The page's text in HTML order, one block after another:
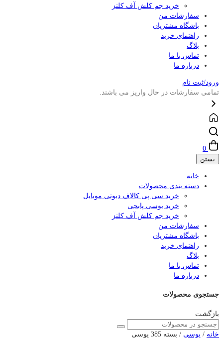
خرید جم کلش آف کلنز
سفارشات من
باشگاه مشتریان
راهنمای خرید
بلاگ
تماس با ما
درباره ما
ورود/ثبت نام
تمامی سفارشات در حال واریز می باشند.
0
بستن
خانه
دسته بندی محصولات
خرید سی پی کالاف دیوتی موبایل
خرید یوسی پابجی
خرید جم کلش آف کلنز
سفارشات من
باشگاه مشتریان
راهنمای خرید
بلاگ
تماس با ما
درباره ما
جستجوی محصولات
بازگشت
خانه / یوسی / بسته 385 یوسی